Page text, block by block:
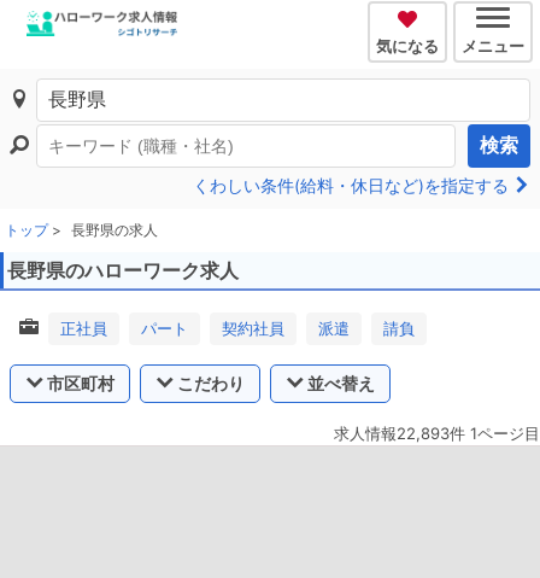
気になる メニュー
検索
くわしい条件(給料・休日など)を指定する
トップ 長野県の求人
長野県のハローワーク求人
正社員 パート 契約社員 派遣 請負
市区町村 こだわり 並べ替え
求人情報22,893件 1ページ目